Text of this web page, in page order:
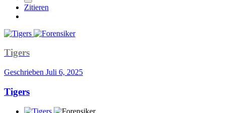
Zitieren
Tigers
Geschrieben Juli 6, 2025
Tigers